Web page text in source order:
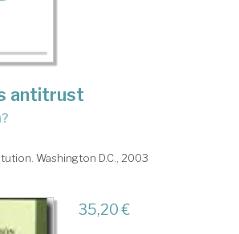
antitrust
Washington D.C., 2003
35,20 €